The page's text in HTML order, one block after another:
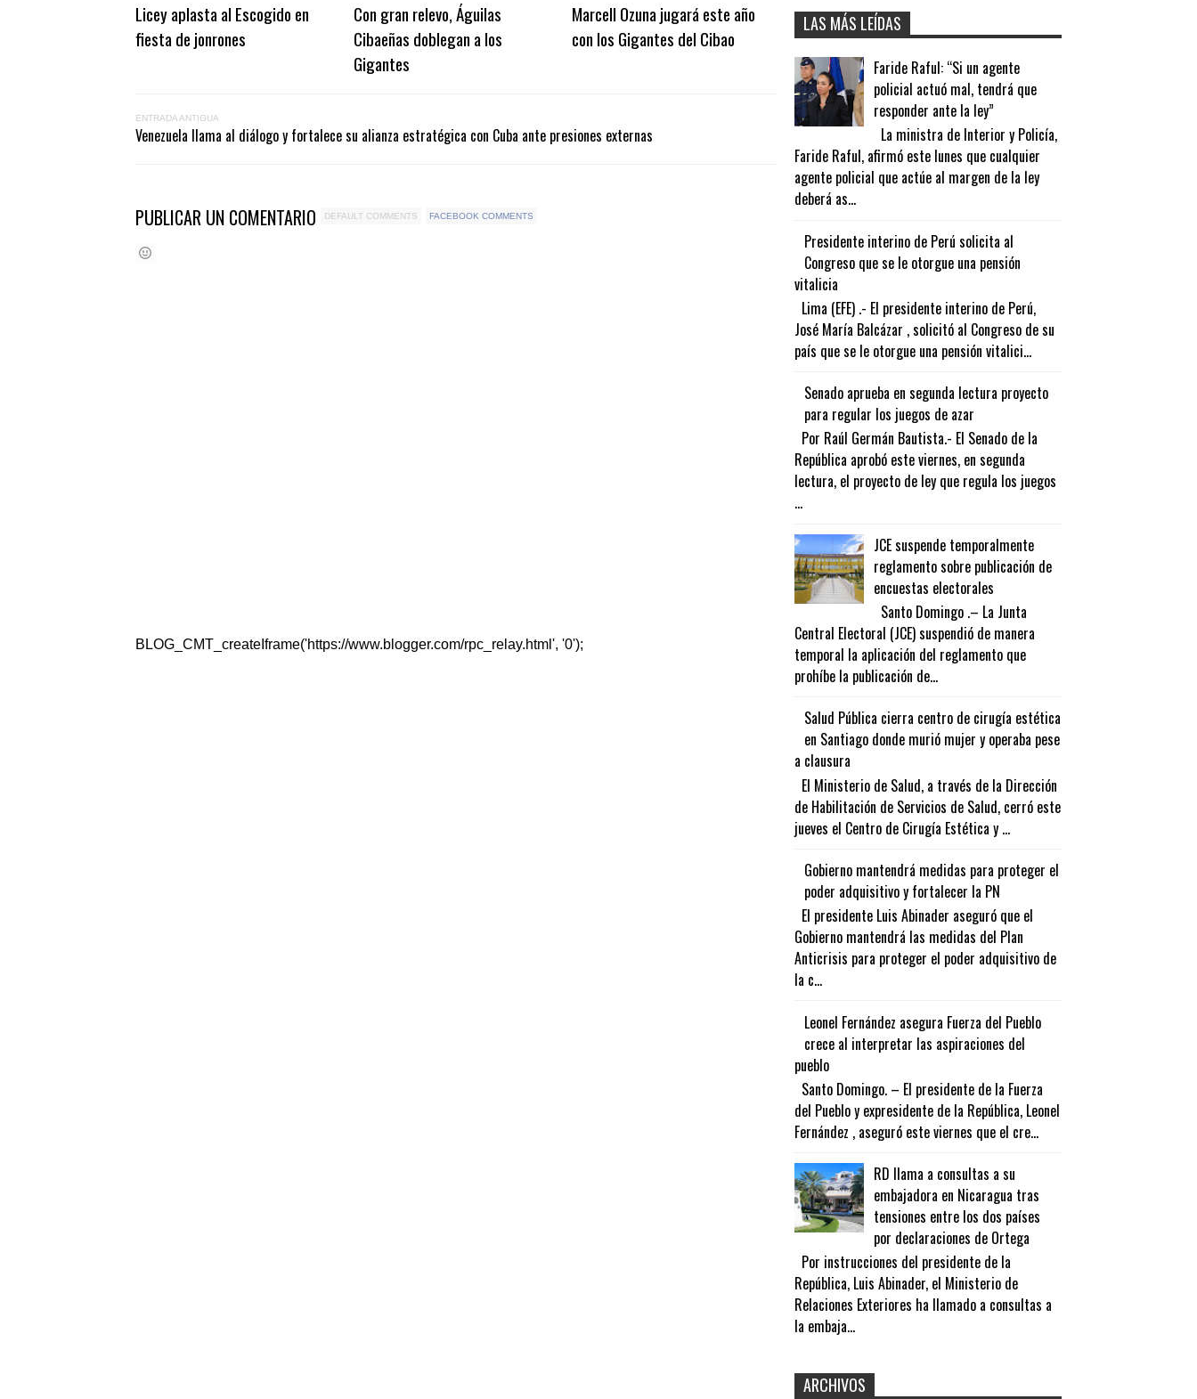
Licey aplasta al Escogido en
fiesta de jonrones
Con gran relevo, Águilas
Cibaeñas doblegan a los
Gigantes
Marcell Ozuna jugará este año
con los Gigantes del Cibao
ENTRADA ANTIGUA
Venezuela llama al diálogo y fortalece su alianza estratégica con Cuba ante presiones externas
PUBLICAR UN COMENTARIO DEFAULT COMMENTS FACEBOOK COMMENTS
BLOG_CMT_createIframe('https://www.blogger.com/rpc_relay.html', '0');
LAS MÁS LEÍDAS
Faride Raful: “Si un agente
policial actuó mal, tendrá que
responder ante la ley”
La ministra de Interior y Policía,
Faride Raful, afirmó este lunes que cualquier
agente policial que actúe al margen de la ley
deberá as...
Presidente interino de Perú solicita al
Congreso que se le otorgue una pensión
vitalicia
Lima (EFE) .- El presidente interino de Perú,
José María Balcázar , solicitó al Congreso de su
país que se le otorgue una pensión vitalici...
Senado aprueba en segunda lectura proyecto
para regular los juegos de azar
Por Raúl Germán Bautista.- El Senado de la
República aprobó este viernes, en segunda
lectura, el proyecto de ley que regula los juegos
...
JCE suspende temporalmente
reglamento sobre publicación de
encuestas electorales
Santo Domingo .– La Junta
Central Electoral (JCE) suspendió de manera
temporal la aplicación del reglamento que
prohíbe la publicación de...
Salud Pública cierra centro de cirugía estética
en Santiago donde murió mujer y operaba pese
a clausura
El Ministerio de Salud, a través de la Dirección
de Habilitación de Servicios de Salud, cerró este
jueves el Centro de Cirugía Estética y ...
Gobierno mantendrá medidas para proteger el
poder adquisitivo y fortalecer la PN
El presidente Luis Abinader aseguró que el
Gobierno mantendrá las medidas del Plan
Anticrisis para proteger el poder adquisitivo de
la c...
Leonel Fernández asegura Fuerza del Pueblo
crece al interpretar las aspiraciones del
pueblo
Santo Domingo. – El presidente de la Fuerza
del Pueblo y expresidente de la República, Leonel
Fernández , aseguró este viernes que el cre...
RD llama a consultas a su
embajadora en Nicaragua tras
tensiones entre los dos países
por declaraciones de Ortega
Por instrucciones del presidente de la
República, Luis Abinader, el Ministerio de
Relaciones Exteriores ha llamado a consultas a
la embaja...
ARCHIVOS